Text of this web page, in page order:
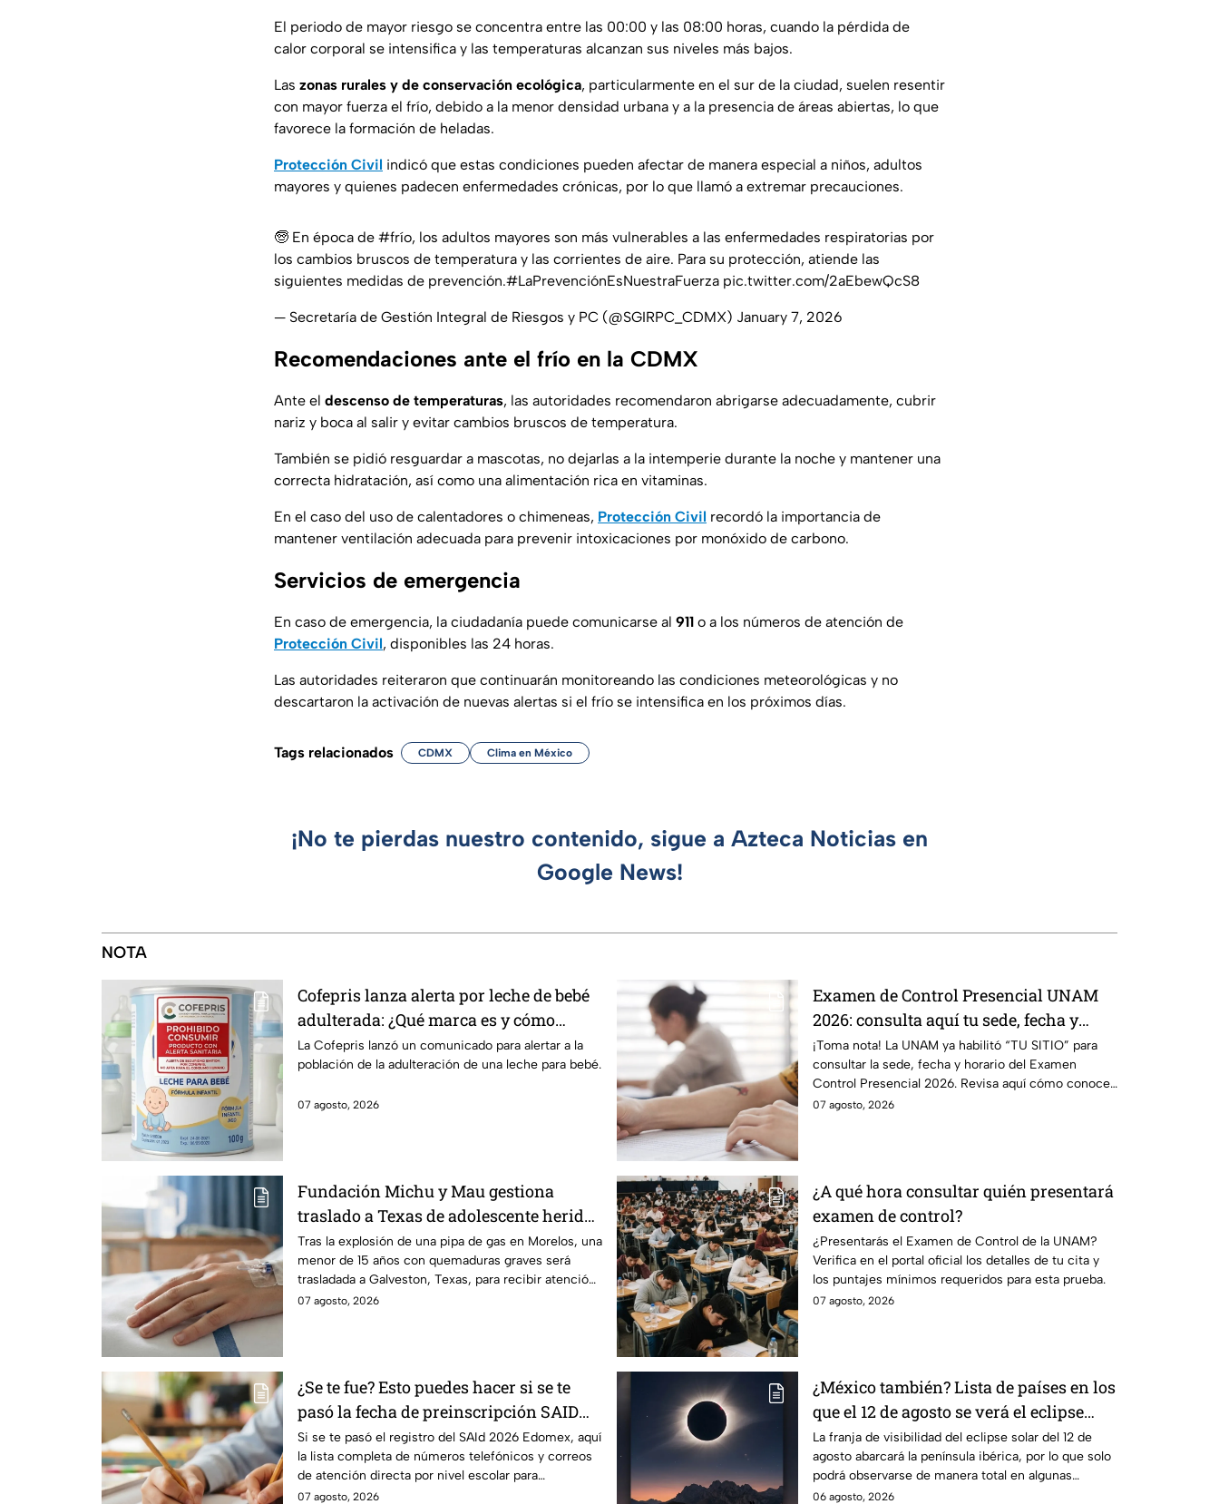
El periodo de mayor riesgo se concentra entre las 00:00 y las 08:00 horas, cuando la pérdida de
calor corporal se intensifica y las temperaturas alcanzan sus niveles más bajos.
Las zonas rurales y de conservación ecológica, particularmente en el sur de la ciudad, suelen resentir
con mayor fuerza el frío, debido a la menor densidad urbana y a la presencia de áreas abiertas, lo que
favorece la formación de heladas.
Protección Civil indicó que estas condiciones pueden afectar de manera especial a niños, adultos
mayores y quienes padecen enfermedades crónicas, por lo que llamó a extremar precauciones.
🧓 En época de #frío, los adultos mayores son más vulnerables a las enfermedades respiratorias por
los cambios bruscos de temperatura y las corrientes de aire. Para su protección, atiende las
siguientes medidas de prevención.#LaPrevenciónEsNuestraFuerza pic.twitter.com/2aEbewQcS8
— Secretaría de Gestión Integral de Riesgos y PC (@SGIRPC_CDMX) January 7, 2026
Recomendaciones ante el frío en la CDMX
Ante el descenso de temperaturas, las autoridades recomendaron abrigarse adecuadamente, cubrir
nariz y boca al salir y evitar cambios bruscos de temperatura.
También se pidió resguardar a mascotas, no dejarlas a la intemperie durante la noche y mantener una
correcta hidratación, así como una alimentación rica en vitaminas.
En el caso del uso de calentadores o chimeneas, Protección Civil recordó la importancia de
mantener ventilación adecuada para prevenir intoxicaciones por monóxido de carbono.
Servicios de emergencia
En caso de emergencia, la ciudadanía puede comunicarse al 911 o a los números de atención de
Protección Civil, disponibles las 24 horas.
Las autoridades reiteraron que continuarán monitoreando las condiciones meteorológicas y no
descartaron la activación de nuevas alertas si el frío se intensifica en los próximos días.
Tags relacionados CDMX Clima en México
¡No te pierdas nuestro contenido, sigue a Azteca Noticias en
Google News!
NOTA
Cofepris lanza alerta por leche de bebé
adulterada: ¿Qué marca es y cómo
identificarla?
La Cofepris lanzó un comunicado para alertar a la
población de la adulteración de una leche para bebé.
07 agosto, 2026
Examen de Control Presencial UNAM
2026: consulta aquí tu sede, fecha y
horario
¡Toma nota! La UNAM ya habilitó “TU SITIO” para
consultar la sede, fecha y horario del Examen
Control Presencial 2026. Revisa aquí cómo conocer
tu cita.
07 agosto, 2026
Fundación Michu y Mau gestiona
traslado a Texas de adolescente herida
en explosión de una pipa de gas en
Morelos
Tras la explosión de una pipa de gas en Morelos, una
menor de 15 años con quemaduras graves será
trasladada a Galveston, Texas, para recibir atención
urgente.
07 agosto, 2026
¿A qué hora consultar quién presentará
examen de control?
¿Presentarás el Examen de Control de la UNAM?
Verifica en el portal oficial los detalles de tu cita y
los puntajes mínimos requeridos para esta prueba.
07 agosto, 2026
¿Se te fue? Esto puedes hacer si se te
pasó la fecha de preinscripción SAID
Edomex 2026
Si se te pasó el registro del SAId 2026 Edomex, aquí
la lista completa de números telefónicos y correos
de atención directa por nivel escolar para
solucionarlo.
07 agosto, 2026
¿México también? Lista de países en los
que el 12 de agosto se verá el eclipse
solar total y en los que será parcial
La franja de visibilidad del eclipse solar del 12 de
agosto abarcará la península ibérica, por lo que solo
podrá observarse de manera total en algunas
ciudades.
06 agosto, 2026